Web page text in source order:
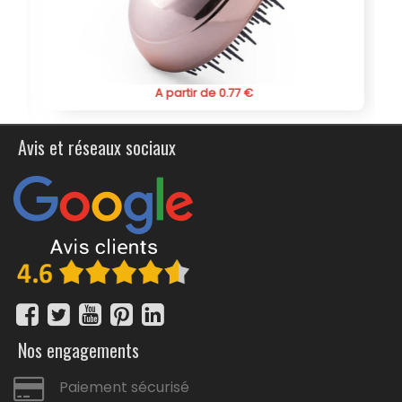
personnalisés éco-responsables.
A partir de 0.77 €
Avis et réseaux sociaux
Nos engagements
Paiement sécurisé